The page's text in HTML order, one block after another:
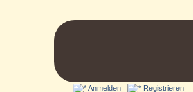
Anmelden Registrieren